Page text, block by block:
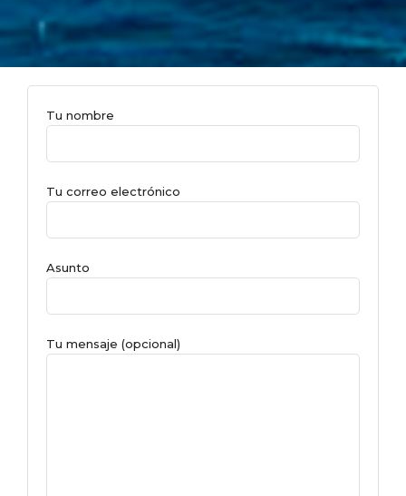
Tu nombre
Tu correo electrónico
Asunto
Tu mensaje (opcional)